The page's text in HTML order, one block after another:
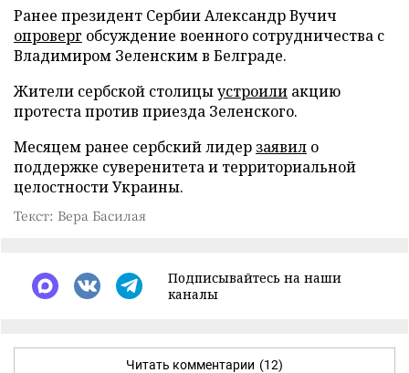
Ранее президент Сербии Александр Вучич
опроверг обсуждение военного сотрудничества с
Владимиром Зеленским в Белграде.
Жители сербской столицыустроили акцию
протеста против приезда Зеленского.
Месяцем ранее сербский лидер заявил о
поддержке суверенитета и территориальной
целостности Украины.
Текст: Вера Басилая
Подписывайтесь на наши
каналы
Читать комментарии (12)